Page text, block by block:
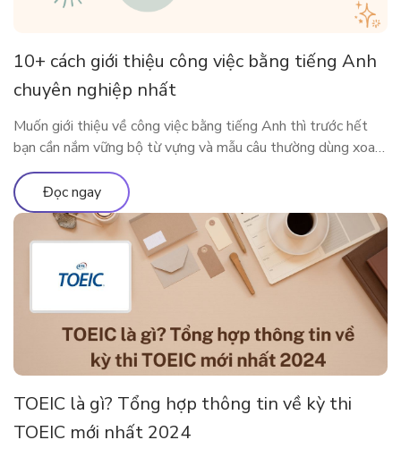
10+ cách giới thiệu công việc bằng tiếng Anh
chuyên nghiệp nhất
Muốn giới thiệu về công việc bằng tiếng Anh thì trước hết
bạn cần nắm vững bộ từ vựng và mẫu câu thường dùng xoay
quanh công việc của mình. Bài viết dưới đây sẽ cung cấp cho
bạn những từ vựng, mẫu câu xoay quanh chủ đề công việc để
bạn có thể nói […]
Đọc ngay
TOEIC là gì? Tổng hợp thông tin về kỳ thi
TOEIC mới nhất 2024